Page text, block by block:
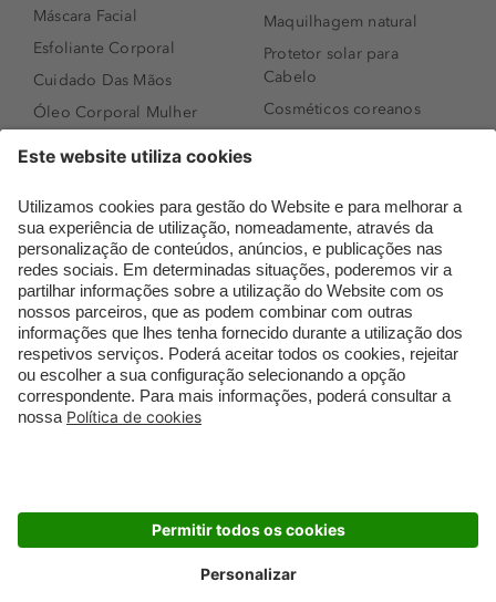
Máscara Facial
Esfoliante Corporal
Cuidado Das Mãos
Óleo Corporal Mulher
Sérum de Rosto
Body mist & Spray
corporal
Produtos para Cabelo
Homem
Espuma de Limpeza
Facial
Dermocosmética
Maquilhagem natural
Protetor solar para
Cabelo
Cosméticos coreanos
Perfumes árabes
Novidades
Melhores Perfumes
Femininos
TOP 10: Perfumes
Masculinos
Pestanas Postiças
Creme Rosto Homem
Embalagens Sustentáveis